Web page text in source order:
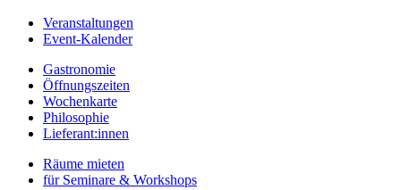
Veranstaltungen
Event-Kalender
Gastronomie
Öffnungszeiten
Wochenkarte
Philosophie
Lieferant:innen
Räume mieten
für Seminare & Workshops